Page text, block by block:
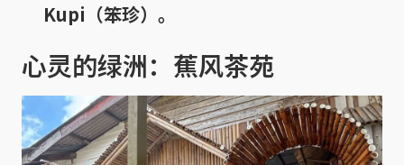
Kupi（笨珍）。
心灵的绿洲：蕉风茶苑